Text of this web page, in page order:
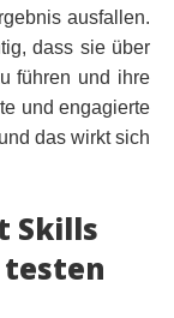
ausfallen.
dass sie über
führen und ihre
und engagierte
das wirkt sich
Skills